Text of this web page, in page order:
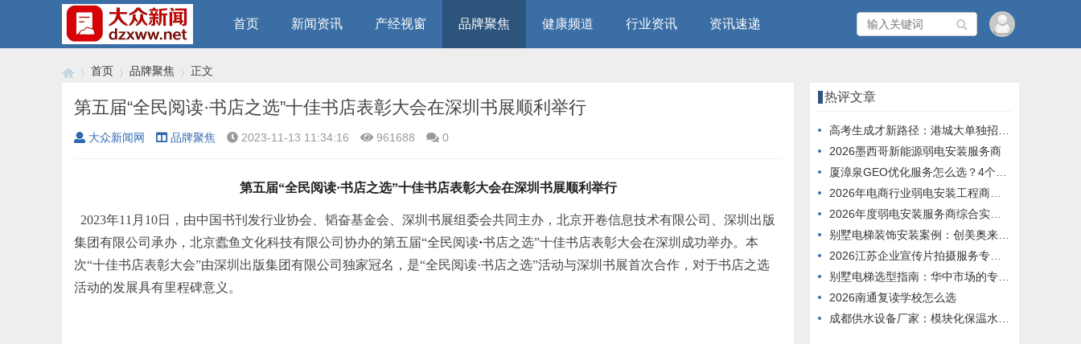
首页 新闻资讯 产经视窗 品牌聚焦 健康频道 行业资讯 资讯速递
›
首页
›
品牌聚焦
›
正文
第五届“全民阅读·书店之选”十佳书店表彰大会在深圳书展顺利举行
大众新闻网 品牌聚焦 2023-11-13 11:34:16 961688 0
第五届“全民阅读·书店之选”十佳书店表彰大会在深圳 书展顺利举行
2023年11 月 10日 ， 由中国书刊发行业协会、韬奋基金会、深圳书展组委会共同主办，北京开卷信息技术有限公司、深圳出版
集团有限公司 承办，北京蠹鱼文化科技有限公司协办的第五届“全民阅读·书店之选”十佳书店表彰大会在深圳成功举办。 本
次“十佳书店表彰大会”由深圳出版集团有限公司独家冠名，是“全民阅读·书店之选”活动与深圳书展首次合作，对于书店之选
活动的发展具有里程碑意义。
热评文章
高考生成才新路径：港城大单独招收内地应届生
2026墨西哥新能源弱电安装服务商
厦漳泉GEO优化服务怎么选？4个维度帮你判断
2026年电商行业弱电安装工程商服务能力榜单
2026年度弱电安装服务商综合实力推荐榜单
别墅电梯装饰安装案例：创美奥来德定制工艺解析
2026江苏企业宣传片拍摄服务专业评选榜单
别墅电梯选型指南：华中市场的专业化解决方案实践
2026南通复读学校怎么选
成都供水设备厂家：模块化保温水箱解决方案